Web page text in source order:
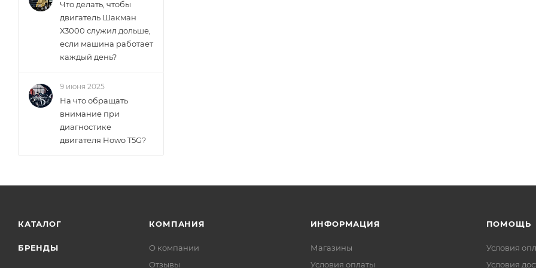
Что делать, чтобы
двигатель Шакман
Х3000 служил дольше,
если машина работает
каждый день?
9 июня 2025
На что обращать
внимание при
диагностике
двигателя Howo T5G?
КАТАЛОГ
БРЕНДЫ
КОМПАНИЯ
О компании
Отзывы
ИНФОРМАЦИЯ
Магазины
Условия оплаты
ПОМОЩЬ
Условия
Условия